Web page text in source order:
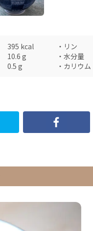
395 kcal ・ リン
10.6 g ・ 水分量
0.5 g ・ カリウム